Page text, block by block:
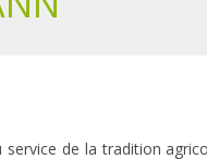
de la tradition